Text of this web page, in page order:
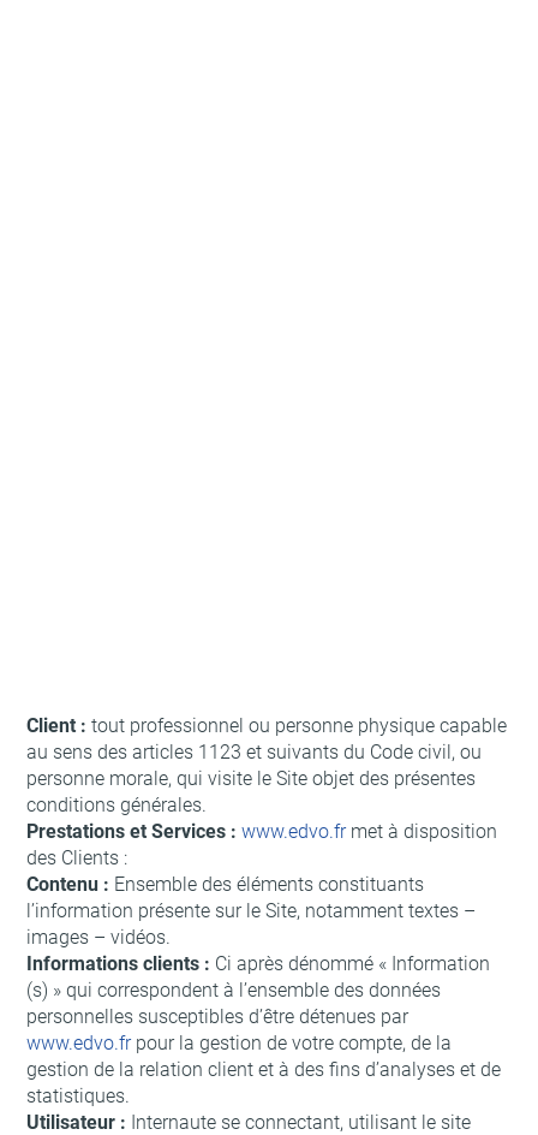
Client : tout professionnel ou personne physique capable
au sens des articles 1123 et suivants du Code civil, ou
personne morale, qui visite le Site objet des présentes
conditions générales.
Prestations et Services : www.edvo.frmet à disposition
des Clients :
Contenu : Ensemble des éléments constituants
l’information présente sur le Site, notamment textes –
images – vidéos.
Informations clients : Ci après dénommé « Information
(s) » qui correspondent à l’ensemble des données
personnelles susceptibles d’être détenues par
www.edvo.frpour la gestion de votre compte, de la
gestion de la relation client et à des fins d’analyses et de
statistiques.
Utilisateur : Internaute se connectant, utilisant le site